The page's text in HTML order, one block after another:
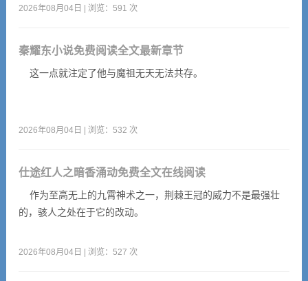
2026年08月04日 | 浏览：591 次
秦耀东小说免费阅读全文最新章节
这一点就注定了他与魔祖无天无法共存。
2026年08月04日 | 浏览：532 次
仕途红人之暗香涌动免费全文在线阅读
作为至高无上的九霄神术之一，荆棘王冠的威力不是最强壮
的，骇人之处在于它的改动。
2026年08月04日 | 浏览：527 次